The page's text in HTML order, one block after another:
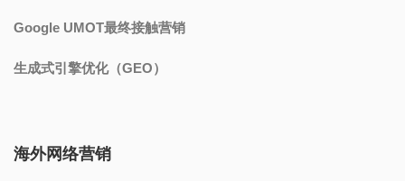
Facebook推广
Instagram营销
Shopify独立站推广